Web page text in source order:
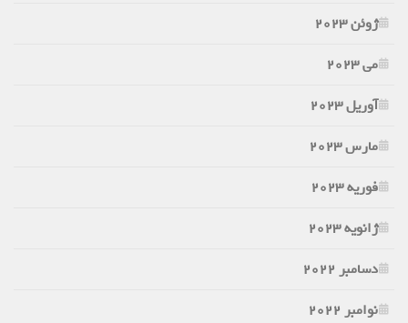
ژوئن 2023
می 2023
آوریل 2023
مارس 2023
فوریه 2023
ژانویه 2023
دسامبر 2022
نوامبر 2022